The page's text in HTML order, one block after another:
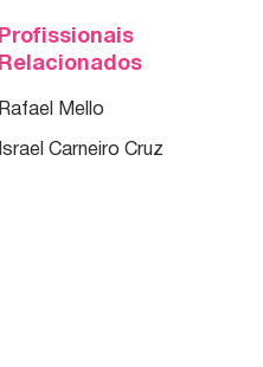
Profissionais
Relacionados
Rafael Mello
Israel Carneiro Cruz